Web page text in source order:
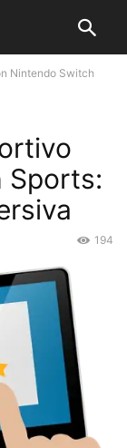
Nintendo Switch
Sports:
194